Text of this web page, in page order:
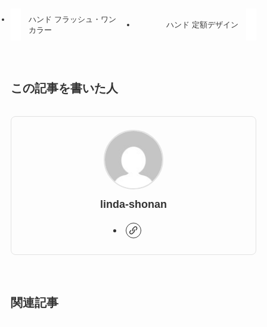
ハンド フラッシュ・ワン
カラー
ハンド 定額デザイン
この記事を書いた人
linda-shonan
関連記事